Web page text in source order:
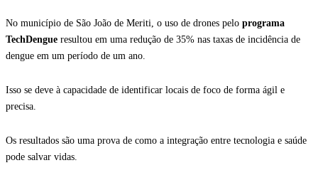
No município de São João de Meriti, o uso de drones pelo programa
TechDengue resultou em uma redução de 35% nas taxas de incidência de
dengue em um período de um ano.
Isso se deve à capacidade de identificar locais de foco de forma ágil e
precisa.
Os resultados são uma prova de como a integração entre tecnologia e saúde
pode salvar vidas.